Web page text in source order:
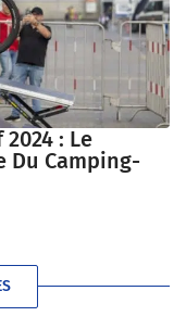
: Le
Du Camping-